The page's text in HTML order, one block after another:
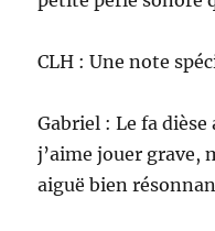
CLH : Une note
Gabriel : Le fa
j’aime jouer grave,
aiguë bien